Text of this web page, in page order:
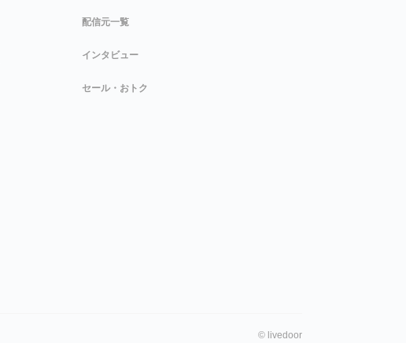
配信元一覧
インタビュー
セール・おトク
© livedoor